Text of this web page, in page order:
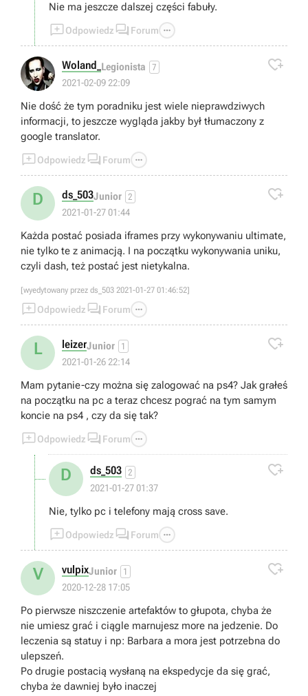
Nie ma jeszcze dalszej części fabuły.
Odpowiedz  Forum 
Woland_ Legionista 7
2021-02-09 22:09

Nie dość że tym poradniku jest wiele nieprawdziwych
informacji, to jeszcze wygląda jakby był tłumaczony z
google translator.
Odpowiedz  Forum 
D ds_503Junior 2
2021-01-27 01:44

Każda postać posiada iframes przy wykonywaniu ultimate,
nie tylko te z animacją. I na początku wykonywania uniku,
czyli dash, też postać jest nietykalna.
[wyedytowany przez ds_503 2021-01-27 01:46:52]
Odpowiedz  Forum 
L leizerJunior 1
2021-01-26 22:14

Mam pytanie-czy można się zalogować na ps4? Jak grałeś
na początku na pc a teraz chcesz pograć na tym samym
koncie na ps4 , czy da się tak?
Odpowiedz  Forum 
D ds_503 2
2021-01-27 01:37

Nie, tylko pc i telefony mają cross save.
Odpowiedz  Forum 
V vulpixJunior 1
2020-12-28 17:05

Po pierwsze niszczenie artefaktów to głupota, chyba że
nie umiesz grać i ciągle marnujesz more na jedzenie. Do
leczenia są statuy i np: Barbara a mora jest potrzebna do
ulepszeń.
Po drugie postacią wysłaną na ekspedycje da się grać,
chyba że dawniej było inaczej